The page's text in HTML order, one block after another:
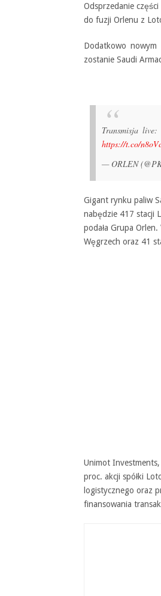
Odsprzedanie
do fuzji Orlenu z
Dodatkowo nowym
zostanie Saudi
Transmisja
https://t.co/
— ORLEN
Gigant rynku paliw
nabędzie 417 stacji
podała Grupa
Węgrzech oraz 41
Unimot
proc. akcji spółki
logistycznego oraz
finansowania